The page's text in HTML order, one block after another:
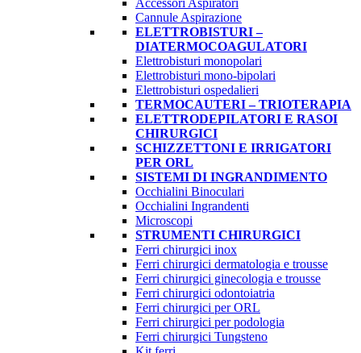
Cannule Aspirazione
ELETTROBISTURI –
DIATERMOCOAGULATORI
Elettrobisturi monopolari
Elettrobisturi mono-bipolari
Elettrobisturi ospedalieri
TERMOCAUTERI – TRIOTERAPIA
ELETTRODEPILATORI E RASOI
CHIRURGICI
SCHIZZETTONI E IRRIGATORI
PER ORL
SISTEMI DI INGRANDIMENTO
Occhialini Binoculari
Occhialini Ingrandenti
Microscopi
STRUMENTI CHIRURGICI
Ferri chirurgici inox
Ferri chirurgici dermatologia e trousse
Ferri chirurgici ginecologia e trousse
Ferri chirurgici odontoiatria
Ferri chirurgici per ORL
Ferri chirurgici per podologia
Ferri chirurgici Tungsteno